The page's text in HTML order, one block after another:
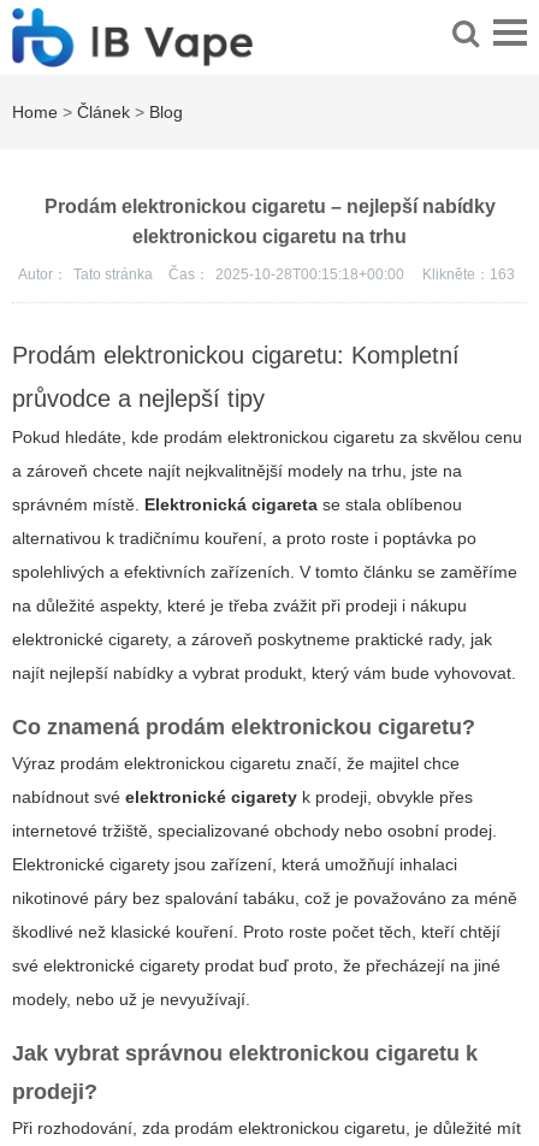
Home > Článek > Blog
Prodám elektronickou cigaretu – nejlepší nabídky
elektronickou cigaretu na trhu
Autor： Tato stránka Čas： 2025-10-28T00:15:18+00:00 Klikněte： 163
Prodám elektronickou cigaretu: Kompletní
průvodce a nejlepší tipy
Pokud hledáte, kde prodám elektronickou cigaretu za skvělou cenu
a zároveň chcete najít nejkvalitnější modely na trhu, jste na
správném místě. Elektronická cigareta se stala oblíbenou
alternativou k tradičnímu kouření, a proto roste i poptávka po
spolehlivých a efektivních zařízeních. V tomto článku se zaměříme
na důležité aspekty, které je třeba zvážit při prodeji i nákupu
elektronické cigarety, a zároveň poskytneme praktické rady, jak
najít nejlepší nabídky a vybrat produkt, který vám bude vyhovovat.
Co znamená prodám elektronickou cigaretu?
Výraz prodám elektronickou cigaretu značí, že majitel chce
nabídnout své elektronické cigarety k prodeji, obvykle přes
internetové tržiště, specializované obchody nebo osobní prodej.
Elektronické cigarety jsou zařízení, která umožňují inhalaci
nikotinové páry bez spalování tabáku, což je považováno za méně
škodlivé než klasické kouření. Proto roste počet těch, kteří chtějí
své elektronické cigarety prodat buď proto, že přecházejí na jiné
modely, nebo už je nevyužívají.
Jak vybrat správnou elektronickou cigaretu k
prodeji?
Při rozhodování, zda prodám elektronickou cigaretu, je důležité mít